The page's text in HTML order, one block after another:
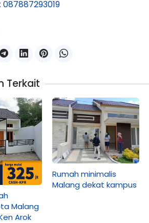
Terkait
Malang
Arok
Rumah minimalis
Malang dekat kampus